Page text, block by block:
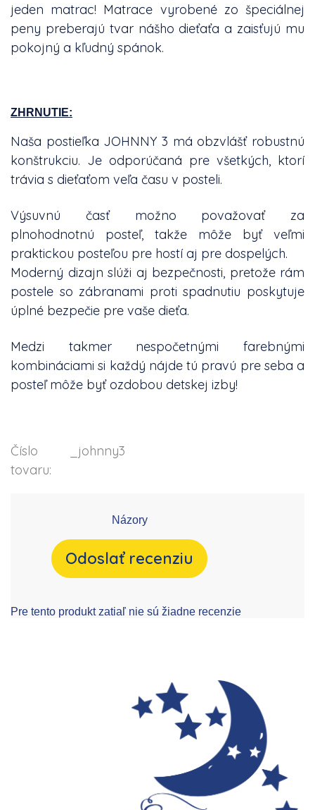
jeden matrac! Matrace vyrobené zo špeciálnej
peny preberajú tvar nášho dieťaťa a zaisťujú mu
pokojný a kľudný spánok.
ZHRNUTIE:
Naša postieľka JOHNNY 3 má obzvlášť robustnú
konštrukciu. Je odporúčaná pre všetkých, ktorí
trávia s dieťaťom veľa času v posteli.
Výsuvnú časť možno považovať za
plnohodnotnú posteľ, takže môže byť veľmi
praktickou posteľou pre hostí aj pre dospelých.
Moderný dizajn slúži aj bezpečnosti, pretože rám
postele so zábranami proti spadnutiu poskytuje
úplné bezpečie pre vaše dieťa.
Medzi takmer nespočetnými farebnými
kombináciami si každý nájde tú pravú pre seba a
posteľ môže byť ozdobou detskej izby!
Číslo
tovaru:
_johnny3
Názory
Odoslať recenziu
Pre tento produkt zatiaľ nie sú žiadne recenzie